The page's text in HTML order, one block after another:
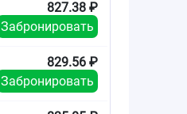
827.38 ₽
Забронировать
829.56 ₽
Забронировать